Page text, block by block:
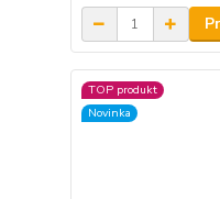
TOP produkt
Novinka